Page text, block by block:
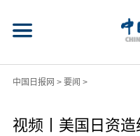
中国日报网 > 要闻 >
视频丨美国日资